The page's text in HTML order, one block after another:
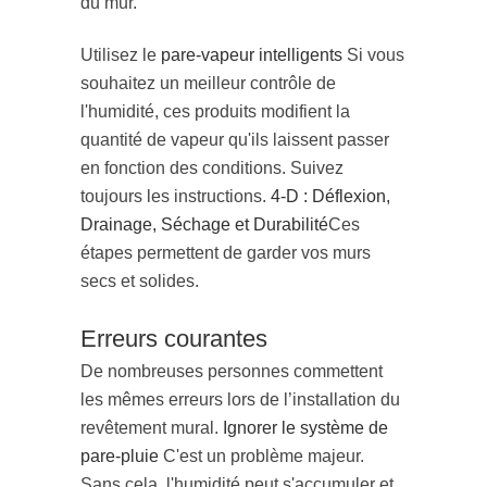
Utilisez le pare-vapeur intelligents Si vous
souhaitez un meilleur contrôle de
l'humidité, ces produits modifient la
quantité de vapeur qu'ils laissent passer
en fonction des conditions. Suivez
toujours les instructions. 4-D : Déflexion,
Drainage, Séchage et DurabilitéCes
étapes permettent de garder vos murs
secs et solides.
Erreurs courantes
De nombreuses personnes commettent
les mêmes erreurs lors de l’installation du
revêtement mural. Ignorer le système de
pare-pluie C'est un problème majeur.